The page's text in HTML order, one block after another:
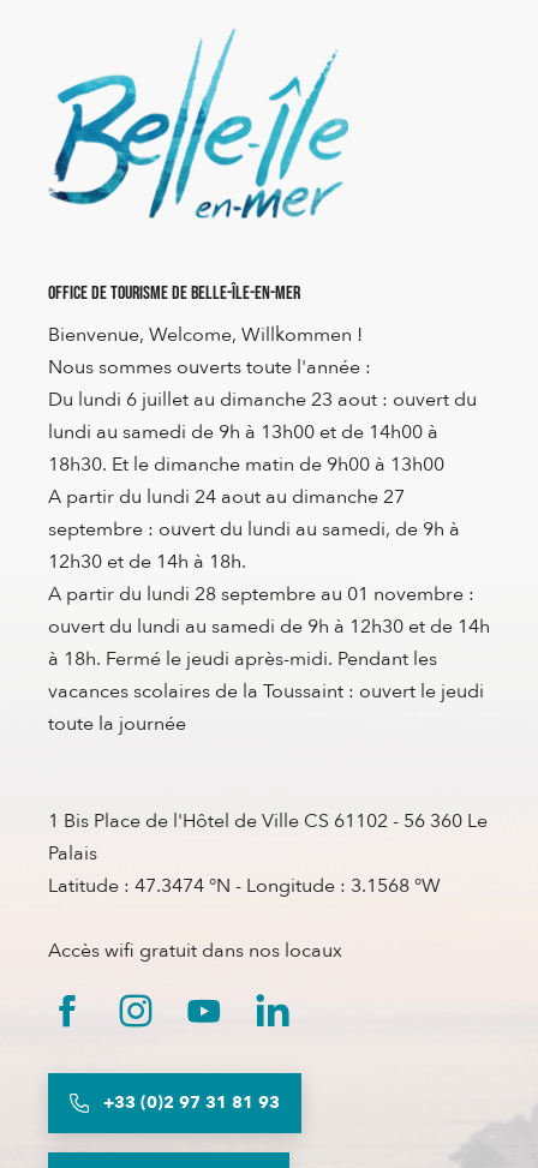
Office de Tourisme de Belle-Île-en-Mer
Bienvenue, Welcome, Willkommen !
Nous sommes ouverts toute l'année :
Du lundi 6 juillet au dimanche 23 aout : ouvert du
lundi au samedi de 9h à 13h00 et de 14h00 à
18h30. Et le dimanche matin de 9h00 à 13h00
A partir du lundi 24 aout au dimanche 27
septembre : ouvert du lundi au samedi, de 9h à
12h30 et de 14h à 18h.
A partir du lundi 28 septembre au 01 novembre :
ouvert du lundi au samedi de 9h à 12h30 et de 14h
à 18h. Fermé le jeudi après-midi. Pendant les
vacances scolaires de la Toussaint : ouvert le jeudi
toute la journée
1 Bis Place de l'Hôtel de Ville CS 61102 - 56 360 Le
Palais
Latitude : 47.3474 °N - Longitude : 3.1568 °W
Accès wifi gratuit dans nos locaux
+33 (0)2 97 31 81 93